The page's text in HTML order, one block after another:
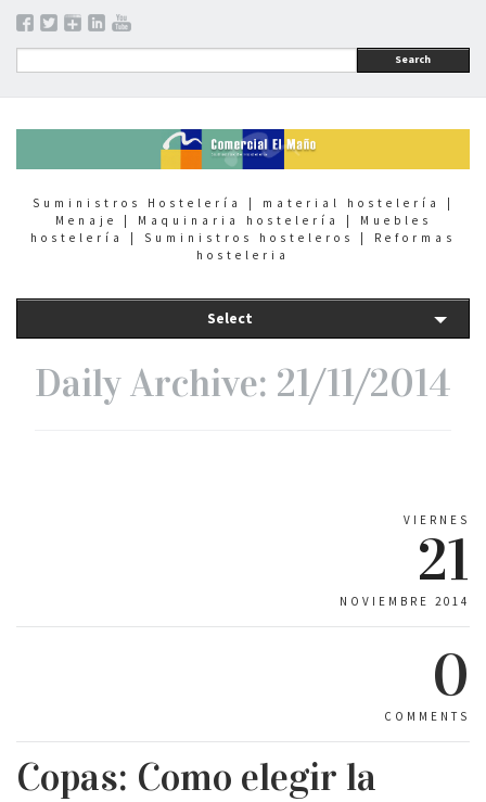
Search
Suministros Hostelería | material hostelería |
Menaje | Maquinaria hostelería | Muebles
hostelería | Suministros hosteleros | Reformas
hosteleria
Select
Daily Archive: 21/11/2014
VIERNES
21
NOVIEMBRE 2014
0
COMMENTS
Copas: Como elegir la